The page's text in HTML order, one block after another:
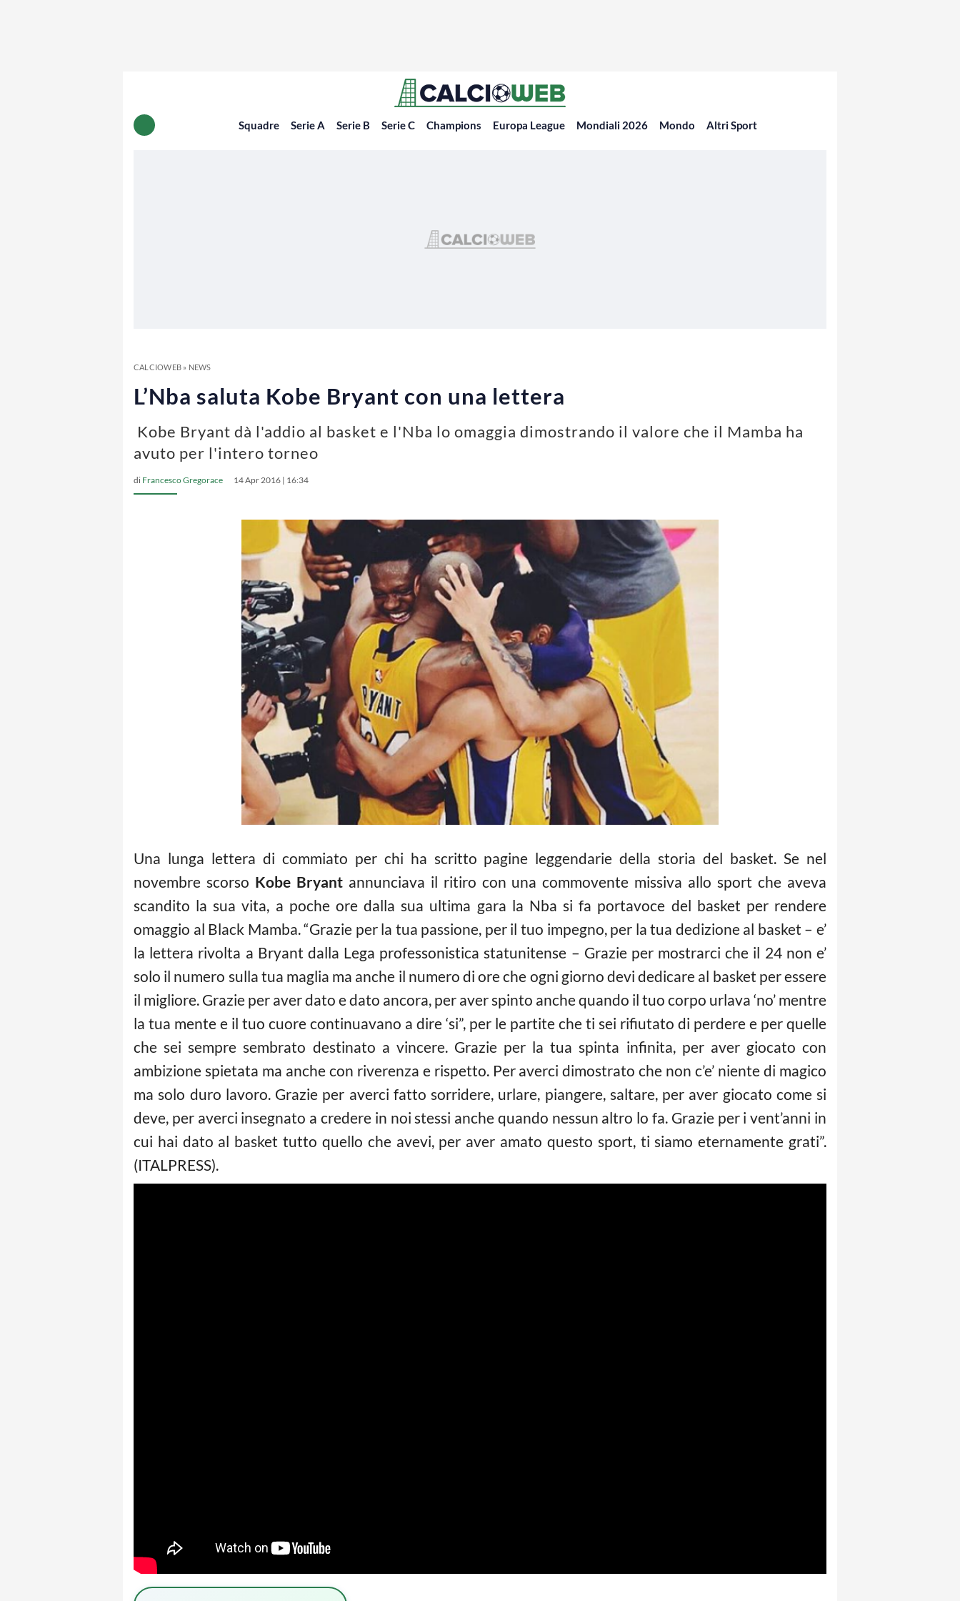
Squadre Serie A Serie B Serie C Champions Europa League Mondiali 2026 Mondo Altri Sport
CALCIOWEB» NEWS
L’Nba saluta Kobe Bryant con una lettera
Kobe Bryant dà l'addio al basket e l'Nba lo omaggia dimostrando il valore che il Mamba ha
avuto per l'intero torneo
di Francesco Gregorace 14 Apr 2016 | 16:34
Una lunga lettera di commiato per chi ha scritto pagine leggendarie della storia del basket. Se nel
novembre scorso Kobe Bryantannunciava il ritiro con una commovente missiva allo sport che aveva
scandito la sua vita, a poche ore dalla sua ultima gara la Nba si fa portavoce del basket per rendere
omaggio al Black Mamba. “Grazie per la tua passione, per il tuo impegno, per la tua dedizione al basket – e’
la lettera rivolta a Bryant dalla Lega professonistica statunitense – Grazie per mostrarci che il 24 non e’
solo il numero sulla tua maglia ma anche il numero di ore che ogni giorno devi dedicare al basket per essere
il migliore. Grazie per aver dato e dato ancora, per aver spinto anche quando il tuo corpo urlava ‘no’ mentre
la tua mente e il tuo cuore continuavano a dire ‘si”, per le partite che ti sei rifiutato di perdere e per quelle
che sei sempre sembrato destinato a vincere. Grazie per la tua spinta infinita, per aver giocato con
ambizione spietata ma anche con riverenza e rispetto. Per averci dimostrato che non c’e’ niente di magico
ma solo duro lavoro. Grazie per averci fatto sorridere, urlare, piangere, saltare, per aver giocato come si
deve, per averci insegnato a credere in noi stessi anche quando nessun altro lo fa. Grazie per i vent’anni in
cui hai dato al basket tutto quello che avevi, per aver amato questo sport, ti siamo eternamente grati”.
(ITALPRESS).